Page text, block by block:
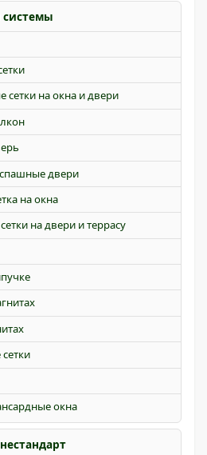
сетки на окна и двери
двери
на окна
на двери и террасу
окна